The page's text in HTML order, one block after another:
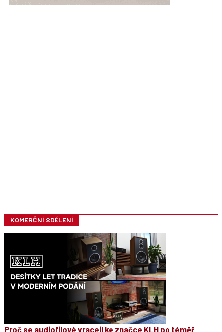
KOMERČNÍ SDĚLENÍ
Proč se audiofilové vracejí ke značce KLH po téměř